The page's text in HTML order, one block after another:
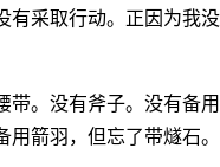
有采取行动。正因为我
带。没有斧子。没有备
箭羽，但忘了带燧石。